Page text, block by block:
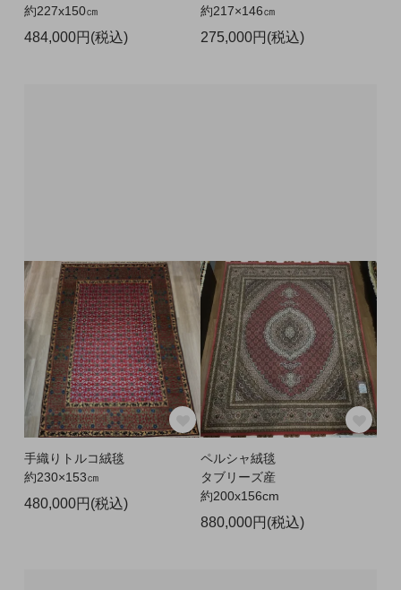
約227x150㎝
484,000円(税込)
約217×146㎝
275,000円(税込)
手織りトルコ絨毯
約230×153㎝
480,000円(税込)
ペルシャ絨毯
タブリーズ産
約200x156cm
880,000円(税込)